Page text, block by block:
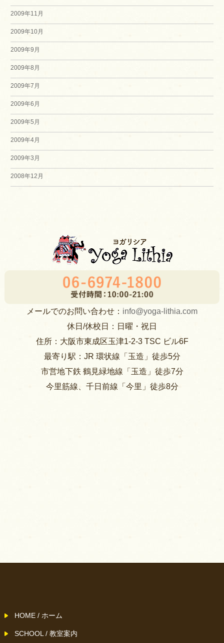
2009年11月
2009年10月
2009年9月
2009年8月
2009年7月
2009年6月
2009年5月
2009年4月
2009年3月
2008年12月
メールでのお問い合わせ： info@yoga-lithia.com
休日/休校日：日曜・祝日
住所：大阪市東成区玉津1-2-3 TSC ビル6F
最寄り駅：JR 環状線「玉造」徒歩5分
市営地下鉄 鶴見緑地線「玉造」徒歩7分
今里筋線、千日前線「今里」徒歩8分
HOME / ホーム
SCHOOL / 教室案内